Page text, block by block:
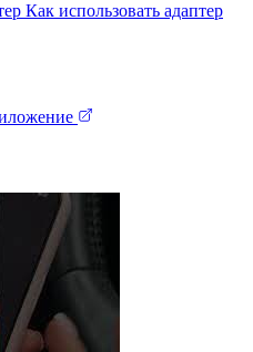
Как использовать адаптер